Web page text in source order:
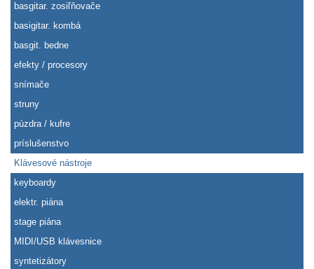
basgitar. zosiľňovače
basigitar. kombá
basgit. bedne
efekty / procesory
snímače
struny
púzdra / kufre
príslušenstvo
Klávesové nástroje
keyboardy
elektr. piána
stage piána
MIDI/USB klávesnice
syntetizátory